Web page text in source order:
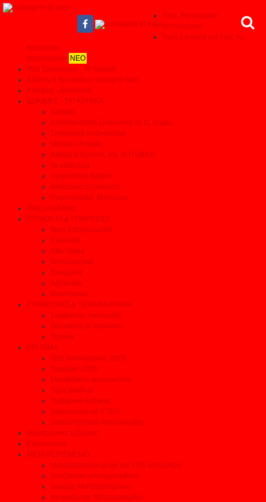
Τιμές Καινούριων
αυτοκινήτων
Τιμές Leasing για όλες τις
κατηγορίες
αυτοκινήτων ΝΕΟ
Test Συνεργείων - Το θαύμα!
Αξίζουν ή δεν αξίζουν τα λεφτά τους
Απόψεις - Αναλύσεις
ΔΟΚΙΜΕΣ - ΣΥΓΚΡΙΤΙΚΑ
Δοκιμές
Αποκαλυπτικά Συγκριτικά σε 11 τομείς
Συγκριτικά αυτοκινήτων
Μεγάλες δοκιμές
Αρθρα & Ερευνες της AUTOBILD
Τα καλύτερα
Αγοραστικά θέματα
Ηλεκτρικά αυτοκίνητα
Παρουσιάσεις Μοντέλων
Όλες οι ειδήσεις
ΠΡΟΙΟΝΤΑ & ΥΠΗΡΕΣΙΕΣ
Βρες Επαγγελματία
Ελαστικά
After sales
Ανταλλακτικά
Συνεργεία
Αξεσουάρ
Φανοποιεία
ΣΥΜΒΟΥΛΕΣ & ΤΕΧΝΙΚΑ ΑΡΘΡΑ
Συμβουλές οικονομίας
Οδηγείστε με ασφάλεια
Τεχνικά
ΧΡΗΣΙΜΑ
Τέλη κυκλοφορίας 2026
Τεκμήρια 2026
Μεταβίβαση αυτοκινήτου
Τιμές Διοδίων
Τηλέφωνα Ανάγκης
Δικαιολογητικά ΚΤΕΟ
Δικαιολογητικά Ανακύκλωσης
Ηλεκτρονικές εκδόσεις
Επικοινωνία
ΜΕΤΑΧΕΙΡΙΣΜΕΝΟ
Μεταχειρισμένα μέχρι και 35% φτηνότερα
Αναζήτηση μεταχειρισμένου
Δοκιμές Μεταχειρισμένων
Αγοράζοντας Μεταχειρισμένο